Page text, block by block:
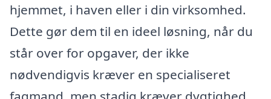
hjemmet, i haven eller i din virksomhed.
Dette gør dem til en ideel løsning, når du
står over for opgaver, der ikke
nødvendigvis kræver en specialiseret